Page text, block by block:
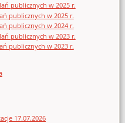
publicznych w 2025 r.
publicznych w 2025 r.
publicznych w 2024 r.
publicznych w 2023 r.
publicznych w 2023 r.
17.07.2026